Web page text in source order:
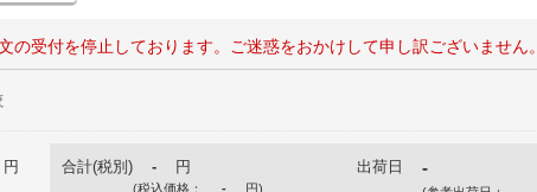
の受付を停止しております。ご迷惑をおかけして申し訳ございません。
円 合計(税別) - 円
(税込価格： - 円)
出荷日 -